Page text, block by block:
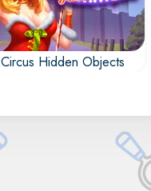
Circus Hidden Objects